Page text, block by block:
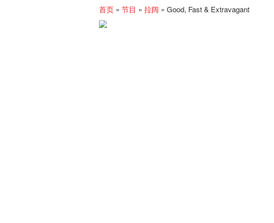
首页 » 节目 » 拉阔 » Good, Fast & Extravagant